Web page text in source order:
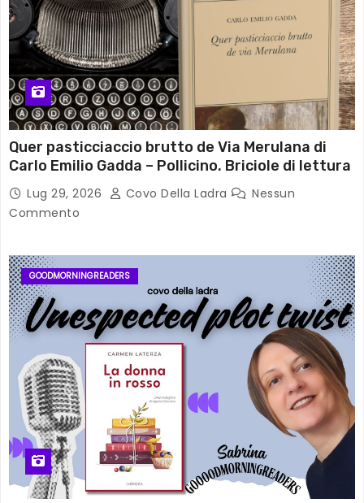
Quer pasticciaccio brutto de Via Merulana di
Carlo Emilio Gadda – Pollicino. Briciole di lettura
Lug 29, 2026 Covo Della Ladra
Nessun
Commento
GOODMORNINGREADERS